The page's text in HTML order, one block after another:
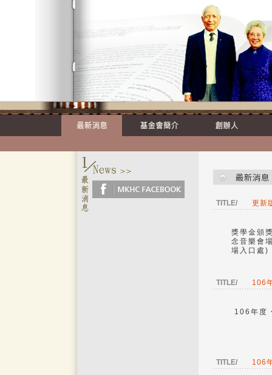
TITLE/ 更新
獎學金頒
念音樂會
場入口
TITLE/ 106
106年度
TITLE/ 106